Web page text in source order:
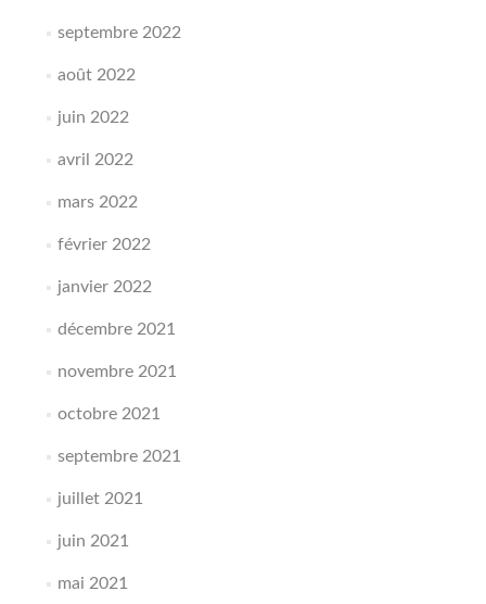
septembre 2022
août 2022
juin 2022
avril 2022
mars 2022
février 2022
janvier 2022
décembre 2021
novembre 2021
octobre 2021
septembre 2021
juillet 2021
juin 2021
mai 2021